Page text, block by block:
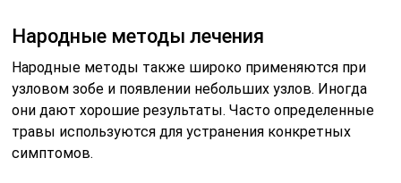
Народные методы лечения
Народные методы также широко применяются при
узловом зобе и появлении небольших узлов. Иногда
они дают хорошие результаты. Часто определенные
травы используются для устранения конкретных
симптомов.